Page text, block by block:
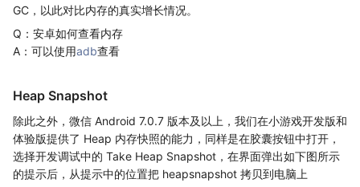
GC，以此对比内存的真实增长情况。
Q：安卓如何查看内存
A：可以使用adb查看
Heap Snapshot
除此之外，微信 Android 7.0.7 版本及以上，我们在小游戏开发版和
体验版提供了 Heap 内存快照的能力，同样是在胶囊按钮中打开，
选择开发调试中的 Take Heap Snapshot，在界面弹出如下图所示
的提示后，从提示中的位置把 heapsnapshot 拷贝到电脑上